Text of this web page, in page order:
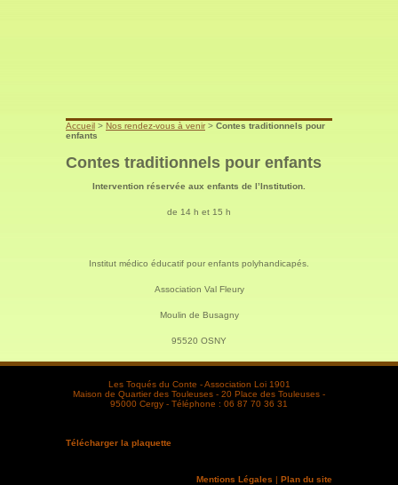
Accueil > Nos rendez-vous à venir > Contes traditionnels pour
enfants
Contes traditionnels pour enfants
Intervention réservée aux enfants de l’Institution.
de 14 h et 15 h
Institut médico éducatif pour enfants polyhandicapés.
Association Val Fleury
Moulin de Busagny
95520 OSNY
Les Toqués du Conte - Association Loi 1901
Maison de Quartier des Touleuses - 20 Place des Touleuses -
95000 Cergy - Téléphone : 06 87 70 36 31
Télécharger la plaquette
Mentions Légales | Plan du site